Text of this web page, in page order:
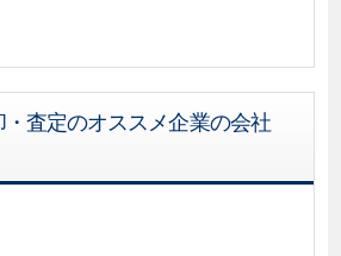
査定のオススメ企業の会社